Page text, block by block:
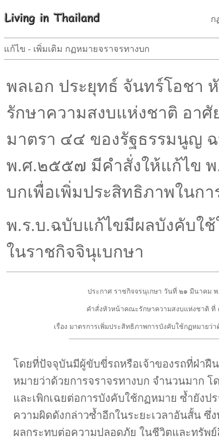
ก
แก้ไข - เพิ่มเติม กฏหมายจราจรทางบก
พลเอก ประยุทธ์ จันทร์โอชา
รักษาความสงบแห่งชาติ อาศั
มาตรา ๔๔ ของรัฐธรรมนูญ
พ.ศ.๒๕๕๗ มีคำสั่งให้แก้ไข พ
บกเพื่อเพิ่มประสิทธิภาพในก
พ.ร.บ.ฉบับแก้ไขมีผลบังคับใ
ในราชกิจจินุเบกษา
ประกาศ ราชกิจจรนุเกษา วันที่ ๒๑ มีนาคม
คำสั่งหัวหน้าคณะรักษาความสงบแห่งชาติ
เรื่อง มาตรการเพิ่มประสิทธิภาพการบังคับใช้กฏหมายว่า
โดยที่ปัจจุบันมีผู้ขับขี่รถหรือเจ้าของรถที่ฝ่าฝื
หมายว่าด้วยการจราจรทางบก จำนวนมาก โ
และเพิกเฉยต่อการบังคับใช้กฏหมาย ซ้ำยังป
ความผิดดังกล่าวซ้ำอีกในระยะเวลาอันสั้น ซึ่
ผลกระทบต่อความปลอดภัย ในชีวิตและทรัพ